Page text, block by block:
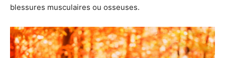
blessures musculaires ou osseuses.